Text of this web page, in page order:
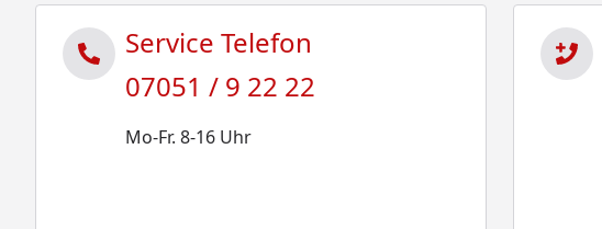
Service Telefon
07051 / 9 22 22
Mo-Fr. 8-16 Uhr